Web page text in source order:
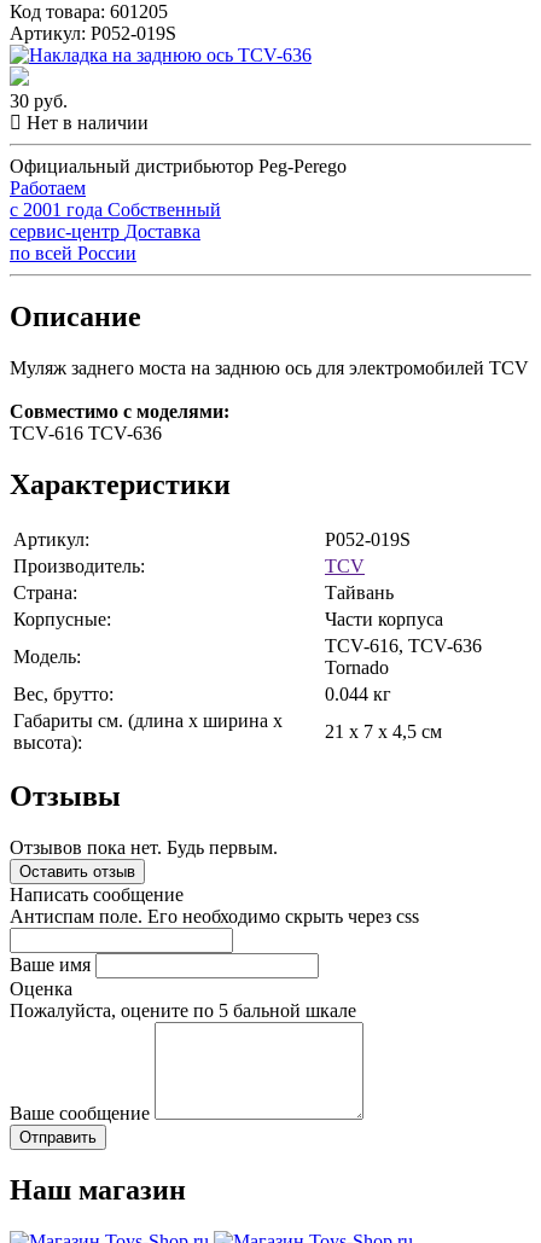
Код товара: 601205
Артикул: P052-019S
30 руб.
Нет в наличии
Официальный дистрибьютор Peg-Perego
Работаем
с 2001 года Собственный
сервис-центр Доставка
по всей России
Описание
Муляж заднего моста на заднюю ось для электромобилей TCV
Совместимо с моделями:
TCV-616 TCV-636
Характеристики
Артикул:
P052-019S
Производитель:
TCV
Страна:
Тайвань
Корпусные:
Части корпуса
Модель:
TCV-616, TCV-636
Tornado
Вес, брутто:
0.044 кг
Габариты см. (длина x ширина x
высота):
21 x 7 x 4,5 см
Отзывы
Отзывов пока нет. Будь первым.
Оставить отзыв
Написать сообщение
Антиспам поле. Его необходимо скрыть через css
Ваше имя
Оценка
Пожалуйста, оцените по 5 бальной шкале
Ваше сообщение
Наш магазин